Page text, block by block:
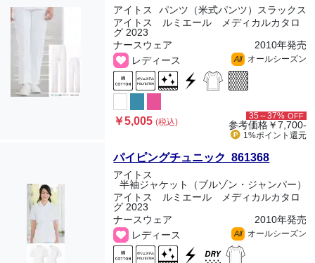
アイトス
パンツ（米式パンツ）スラックス
アイトス ルミエール メディカルカタロ
グ 2023
ナースウェア
2010年発売
レディース
All オールシーズン
￥5,005(税込)
35～37% OFF
参考価格￥7,700-
1%ポイント 還元
パイピングチュニック 861368
アイトス
半袖ジャケット（ブルゾン・ジャンパー）
アイトス ルミエール メディカルカタロ
グ 2023
ナースウェア
2010年発売
レディース
All オールシーズン